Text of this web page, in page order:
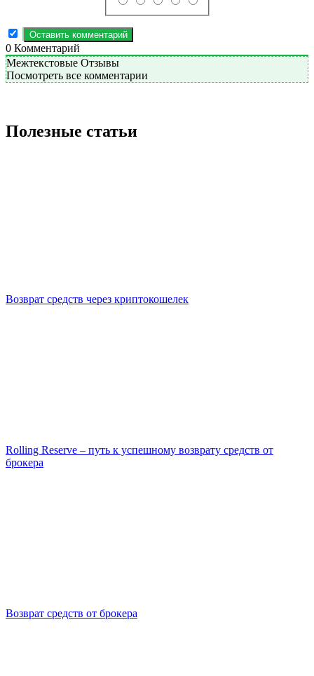
0 Комментарий
Межтекстовые Отзывы
Посмотреть все комментарии
Полезные статьи
Возврат средств через криптокошелек
Rolling Reserve – путь к успешному возврату средств от
брокера
Возврат средств от брокера